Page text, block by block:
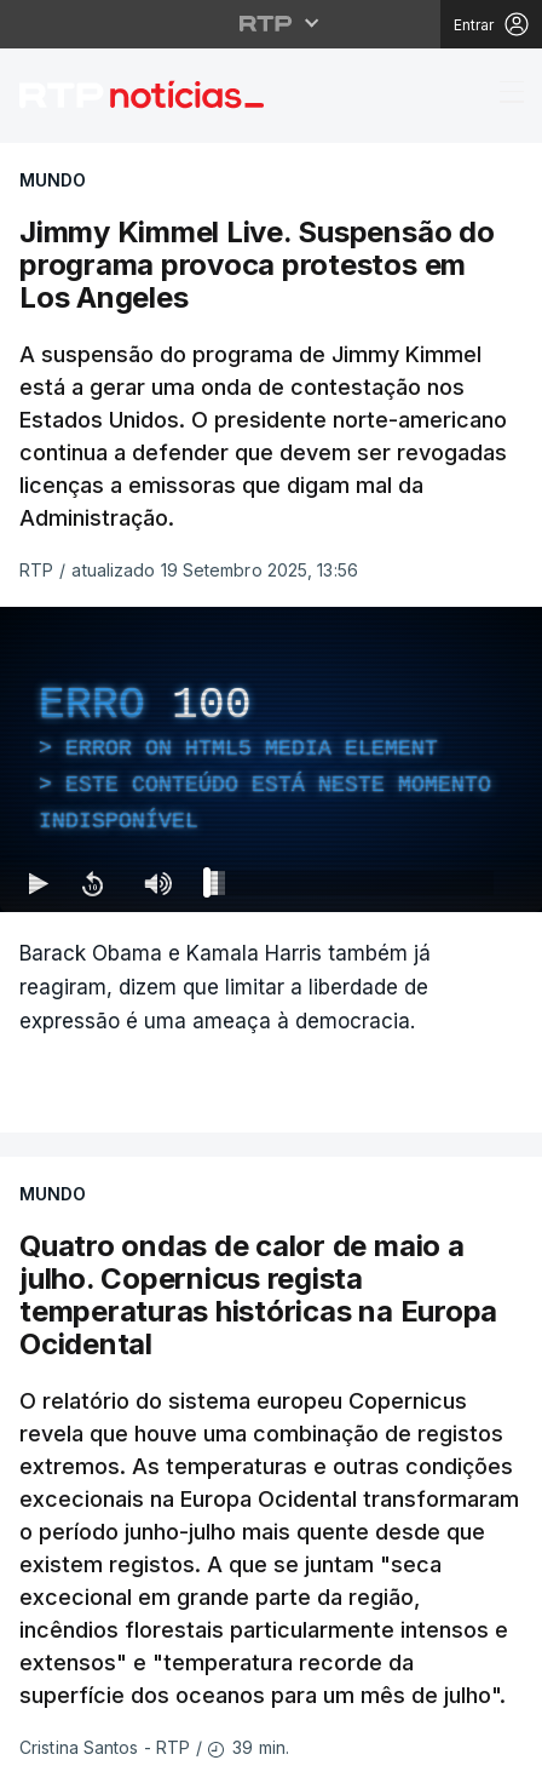
Entrar
Jimmy Kimmel Live.
MUNDO
Jimmy Kimmel Live. Suspensão do
programa provoca protestos em
Los Angeles
A suspensão do programa de Jimmy Kimmel
está a gerar uma onda de contestação nos
Estados Unidos. O presidente norte-americano
continua a defender que devem ser revogadas
licenças a emissoras que digam mal da
Administração.
RTP / atualizado 19 Setembro 2025, 13:56
ERRO 100
ERROR ON HTML5 MEDIA ELEMENT
ESTE CONTEÚDO ESTÁ NESTE MOMENTO
INDISPONÍVEL
Barack Obama e Kamala Harris também já
reagiram, dizem que limitar a liberdade de
expressão é uma ameaça à democracia.
MUNDO
Quatro ondas de calor de maio a
julho. Copernicus regista
temperaturas históricas na Europa
Ocidental
O relatório do sistema europeu Copernicus
revela que houve uma combinação de registos
extremos. As temperaturas e outras condições
excecionais na Europa Ocidental transformaram
o período junho-julho mais quente desde que
existem registos. A que se juntam "seca
excecional em grande parte da região,
incêndios florestais particularmente intensos e
extensos" e "temperatura recorde da
superfície dos oceanos para um mês de julho".
Cristina Santos - RTP / 39 min.